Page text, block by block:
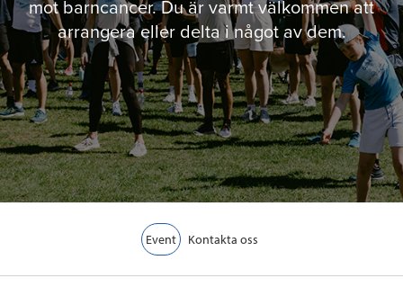
mot barncancer. Du är varmt välkommen att
arrangera eller delta i något av dem.
Event Kontakta oss